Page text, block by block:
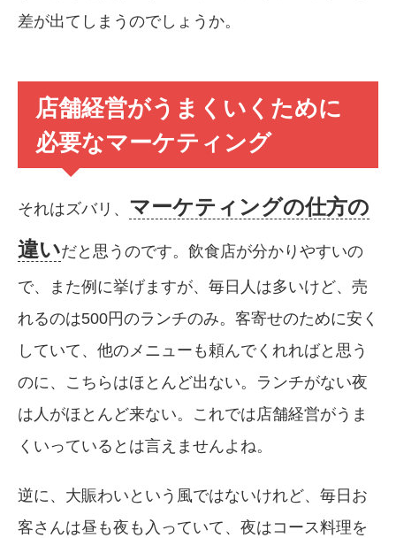
差が出てしまうのでしょうか。
店舗経営がうまくいくために
必要なマーケティング
それはズバリ、 マーケティングの仕方の
違いだと思うのです。飲食店が分かりやすいの
で、また例に挙げますが、毎日人は多いけど、売
れるのは500円のランチのみ。客寄せのために安く
していて、他のメニューも頼んでくれればと思う
のに、こちらはほとんど出ない。ランチがない夜
は人がほとんど来ない。これでは店舗経営がうま
くいっているとは言えませんよね。
逆に、大賑わいという風ではないけれど、毎日お
客さんは昼も夜も入っていて、夜はコース料理を